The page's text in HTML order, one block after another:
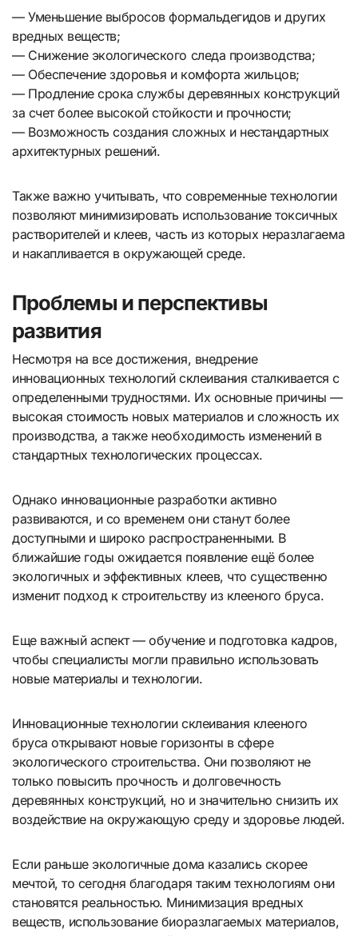
— Уменьшение выбросов формальдегидов и других
вредных веществ;
— Снижение экологического следа производства;
— Обеспечение здоровья и комфорта жильцов;
— Продление срока службы деревянных конструкций
за счет более высокой стойкости и прочности;
— Возможность создания сложных и нестандартных
архитектурных решений.
Также важно учитывать, что современные технологии
позволяют минимизировать использование токсичных
растворителей и клеев, часть из которых неразлагаема
и накапливается в окружающей среде.
Проблемы и перспективы
развития
Несмотря на все достижения, внедрение
инновационных технологий склеивания сталкивается с
определенными трудностями. Их основные причины —
высокая стоимость новых материалов и сложность их
производства, а также необходимость изменений в
стандартных технологических процессах.
Однако инновационные разработки активно
развиваются, и со временем они станут более
доступными и широко распространенными. В
ближайшие годы ожидается появление ещё более
экологичных и эффективных клеев, что существенно
изменит подход к строительству из клееного бруса.
Еще важный аспект — обучение и подготовка кадров,
чтобы специалисты могли правильно использовать
новые материалы и технологии.
Инновационные технологии склеивания клееного
бруса открывают новые горизонты в сфере
экологического строительства. Они позволяют не
только повысить прочность и долговечность
деревянных конструкций, но и значительно снизить их
воздействие на окружающую среду и здоровье людей.
Если раньше экологичные дома казались скорее
мечтой, то сегодня благодаря таким технологиям они
становятся реальностью. Минимизация вредных
веществ, использование биоразлагаемых материалов,